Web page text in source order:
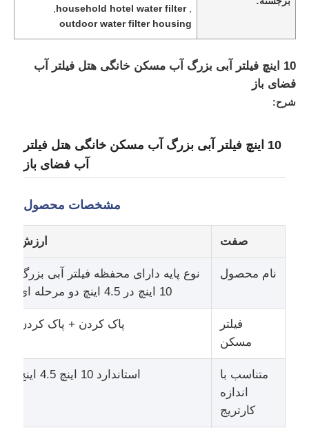
خانه
محصولات
فیلم های
دربارهی ما
کارخانه تور
کنترل کیفیت
تماس با ما
,
household hotel water filter
outdoor water filter housing
10 اینچ فیلتر آبی بزرگ آب مسکن خانگی هتل فیلتر آب
فضای باز
شرح:
10 اینچ فیلتر آبی بزرگ آب مسکن خانگی هتل فیلتر
آب فضای باز
مشخصات محصول
صفت ارزش
نام محصول
نوع پایه دارای محفظه فیلتر آبی بزرگ
10 اینچ در 4.5 اینچ دو مرحله ای
فیلتر
مسکن
پاک کردن + پاک کردن
متناسب با
اندازه
کارتریج
استاندارد 10 اینچ 4.5 اینچ